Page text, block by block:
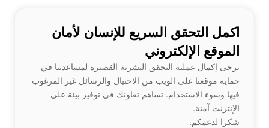
اكمل التحقق السريع للإنسان لأمان
الموقع الإلكتروني
يرجى إكمال عملية التحقق البشرية القصيرة لمساعدتنا في
حماية موقعنا على الويب من الاحتيال والرسائل غير المرغوب
فيها وسوء الاستخدام. تساهم تعاونك في توفير بيئة على
الإنترنت آمنة.
شكرا لدعمكم.